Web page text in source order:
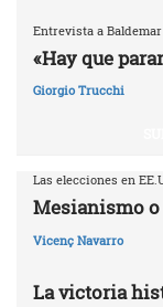
Entrevista a
«Hay que
Giorgio Trucchi
Las elecciones en
Mesianismo
Vicenç Navarro
La victoria